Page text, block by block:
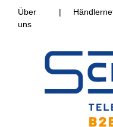
Über
uns
|